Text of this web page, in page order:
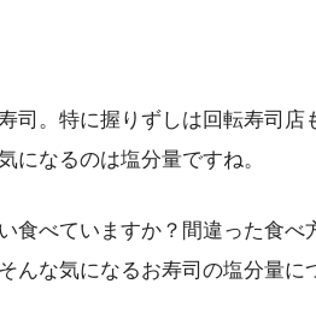
司。特に握りずしは回転寿司店
になるのは塩分量ですね。
食べていますか？間違った食べ
んな気になるお寿司の塩分量に